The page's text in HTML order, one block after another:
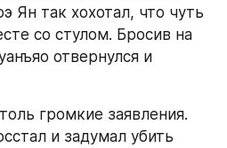
Ян так хохотал, что чуть
со стулом. Бросив на
отвернулся и
громкие заявления.
и задумал убить